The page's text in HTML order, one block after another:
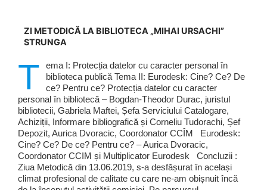
ZI METODICĂ LA BIBLIOTECA „MIHAI URSACHI”
STRUNGA
T
ema I: Protecția datelor cu caracter personal în
biblioteca publică Tema II: Eurodesk: Cine? Ce? De
ce? Pentru ce? Protecția datelor cu caracter
personal în bibliotecă – Bogdan-Theodor Durac, juristul
bibliotecii, Gabriela Maftei, Șefa Serviciului Catalogare,
Achiziții, Informare bibliografică și Corneliu Tudorachi, Șef
Depozit, Aurica Dvoracic, Coordonator CCÎM Eurodesk:
Cine? Ce? De ce? Pentru ce? – Aurica Dvoracic,
Coordonator CCIM și Multiplicator Eurodesk Concluzii :
Ziua Metodică din 13.06.2019, s-a desfășurat în același
climat profesional de calitate cu care ne-am obișnuit încă